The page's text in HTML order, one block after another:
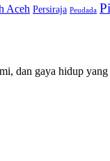
Aceh Persiraja Peudada
dan gaya hidup